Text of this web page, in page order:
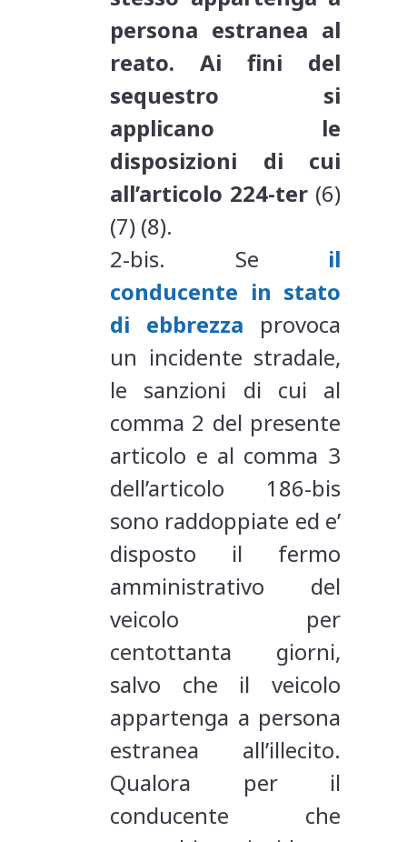
persona estranea al
reato. Ai fini del
sequestro si
applicano le
disposizioni di cui
all’articolo 224-ter (6)
(7) (8).
2-bis. Se il
conducente in stato
di ebbrezza provoca
un incidente stradale,
le sanzioni di cui al
comma 2 del presente
articolo e al comma 3
dell’articolo 186-bis
sono raddoppiate ed e’
disposto il fermo
amministrativo del
veicolo per
centottanta giorni,
salvo che il veicolo
appartenga a persona
estranea all’illecito.
Qualora per il
conducente che